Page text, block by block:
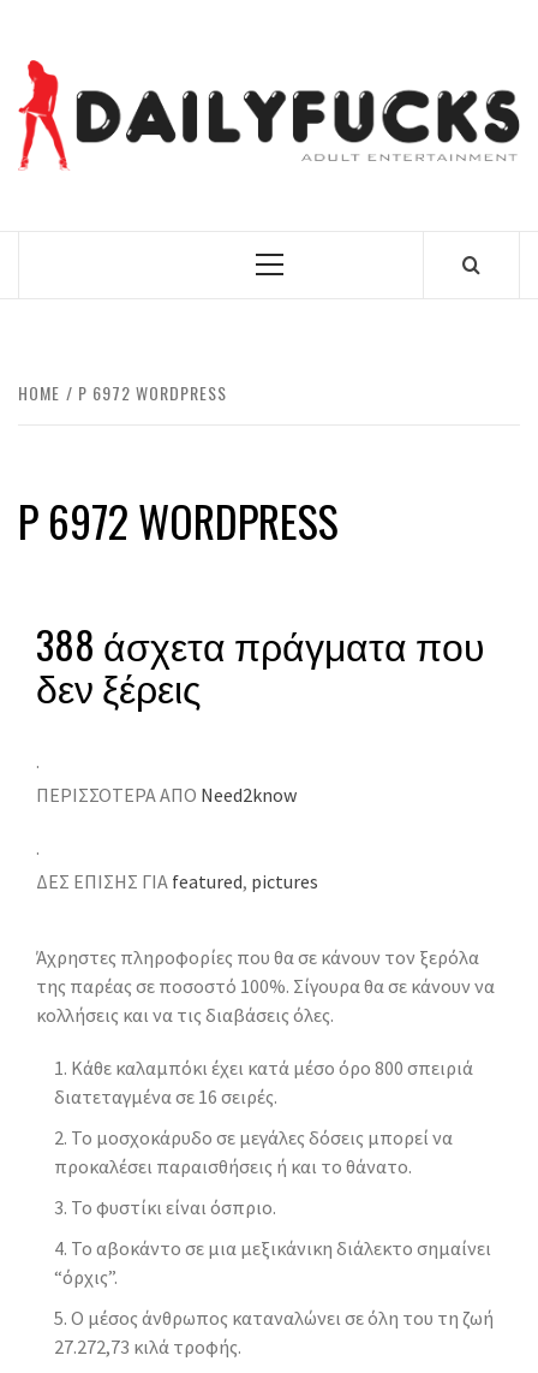
content
Primary
HOME P 6972 WORDPRESS
P 6972 WORDPRESS
388 άσχετα πράγματα που
δεν ξέρεις
·
ΠΕΡΙΣΣΟΤΕΡΑ ΑΠΟ Need2know
·
ΔΕΣ ΕΠΙΣΗΣ ΓΙΑ featured, pictures
Άχρηστες πληροφορίες που θα σε κάνουν τον ξερόλα
της παρέας σε ποσοστό 100%. Σίγουρα θα σε κάνουν να
κολλήσεις και να τις διαβάσεις όλες.
Κάθε καλαμπόκι έχει κατά μέσο όρο 800 σπειριά
διατεταγμένα σε 16 σειρές.
Το μοσχοκάρυδο σε μεγάλες δόσεις μπορεί να
προκαλέσει παραισθήσεις ή και το θάνατο.
Το φυστίκι είναι όσπριο.
Το αβοκάντο σε μια μεξικάνικη διάλεκτο σημαίνει
“όρχις”.
Ο μέσος άνθρωπος καταναλώνει σε όλη του τη ζωή
27.272,73 κιλά τροφής.